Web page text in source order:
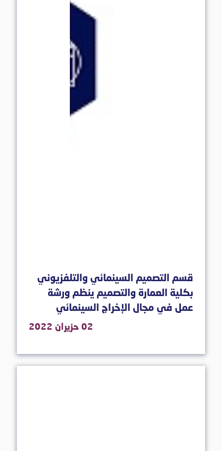
قسم التصميم السينمائي والتلفزيوني
بكلية العمارة والتصميم ينظم ورشة
عمل في مجال الإخراج السينمائي
02 حزيران 2022